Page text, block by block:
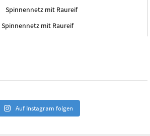
Spinnennetz mit Raureif
Auf Instagram folgen